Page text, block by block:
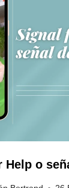
Help o